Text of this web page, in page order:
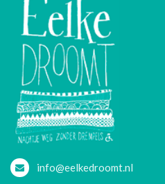
info@eelkedroomt.nl